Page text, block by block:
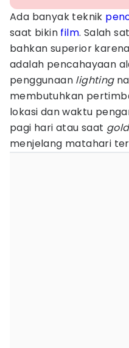
Ada banyak teknik
saat bikin film. Salah
bahkan superior
adalah pencahayaan
penggunaan lighting
membutuhkan
lokasi dan waktu
pagi hari atau saat
menjelang matahari